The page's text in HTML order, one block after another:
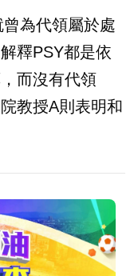
為代領屬於處
釋PSY都是依
而沒有代領
教授A則表明和